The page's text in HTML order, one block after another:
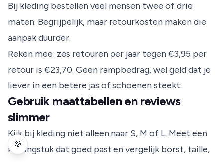
Bij kleding bestellen veel mensen twee of drie
maten. Begrijpelijk, maar retourkosten maken die
aanpak duurder.
Reken mee: zes retouren per jaar tegen €3,95 per
retour is €23,70. Geen rampbedrag, wel geld dat je
liever in een betere jas of schoenen steekt.
Gebruik maattabellen en reviews
slimmer
Kijk bij kleding niet alleen naar S, M of L. Meet een
kledingstuk dat goed past en vergelijk borst, taille,
🍪